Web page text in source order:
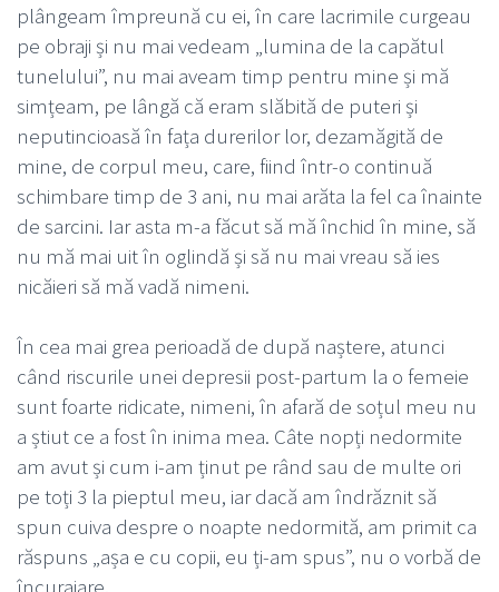
plângeam împreună cu ei, în care lacrimile curgeau
pe obraji și nu mai vedeam „lumina de la capătul
tunelului”, nu mai aveam timp pentru mine și mă
simțeam, pe lângă că eram slăbită de puteri și
neputincioasă în fața durerilor lor, dezamăgită de
mine, de corpul meu, care, fiind într-o continuă
schimbare timp de 3 ani, nu mai arăta la fel ca înainte
de sarcini. Iar asta m-a făcut să mă închid în mine, să
nu mă mai uit în oglindă și să nu mai vreau să ies
nicăieri să mă vadă nimeni.
În cea mai grea perioadă de după naștere, atunci
când riscurile unei depresii post-partum la o femeie
sunt foarte ridicate, nimeni, în afară de soțul meu nu
a știut ce a fost în inima mea. Câte nopți nedormite
am avut și cum i-am ținut pe rând sau de multe ori
pe toți 3 la pieptul meu, iar dacă am îndrăznit să
spun cuiva despre o noapte nedormită, am primit ca
răspuns „așa e cu copii, eu ți-am spus”, nu o vorbă de
încurajare.